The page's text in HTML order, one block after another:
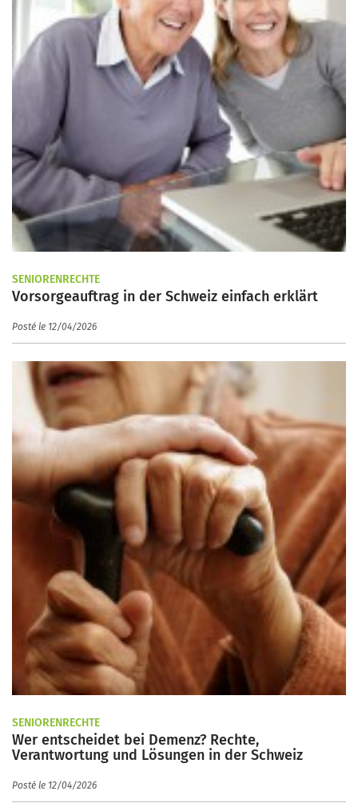
SENIORENRECHTE
Vorsorgeauftrag in der Schweiz einfach erklärt
Posté le 12/04/2026
SENIORENRECHTE
Wer entscheidet bei Demenz? Rechte,
Verantwortung und Lösungen in der Schweiz
Posté le 12/04/2026